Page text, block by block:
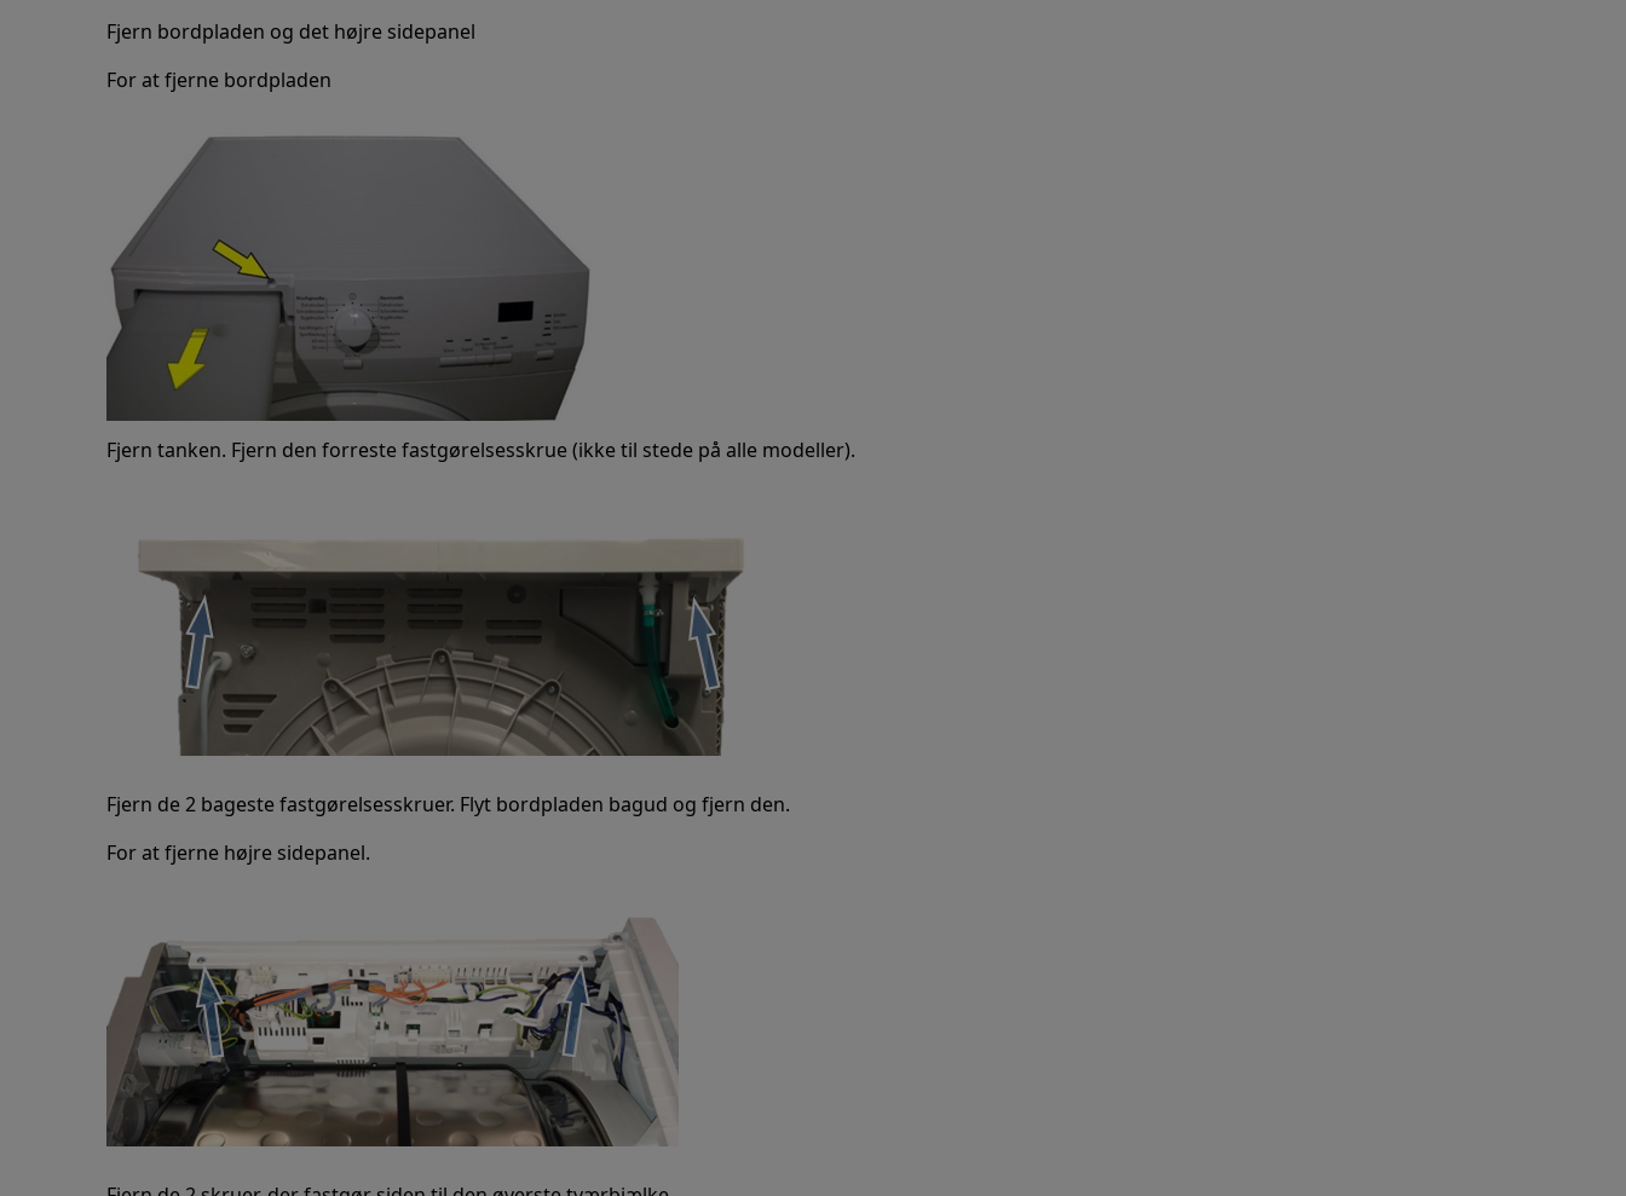
Fjern bordpladen og det højre sidepanel
For at fjerne bordpladen
Fjern tanken. Fjern den forreste fastgørelsesskrue (ikke til stede på alle modeller).
Fjern de 2 bageste fastgørelsesskruer. Flyt bordpladen bagud og fjern den.
For at fjerne højre sidepanel.